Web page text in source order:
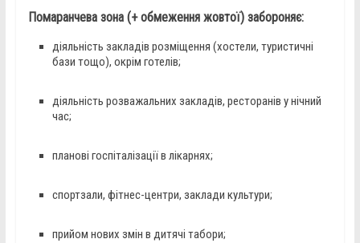
Помаранчева зона (+ обмеження жовтої) забороняє:
діяльність закладів розміщення (хостели, туристичні
бази тощо), окрім готелів;
діяльність розважальних закладів, ресторанів у нічний
час;
планові госпіталізації в лікарнях;
спортзали, фітнес-центри, заклади культури;
прийом нових змін в дитячі табори;